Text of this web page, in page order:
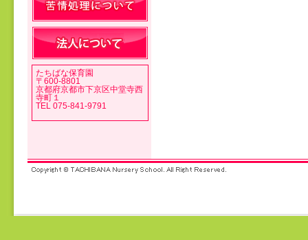
たちばな保育園
〒600-8801
京都府京都市下京区中堂寺西
寺町１
TEL 075-841-9791